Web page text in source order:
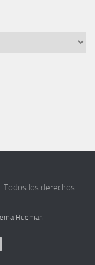
Todos los derechos
Hueman